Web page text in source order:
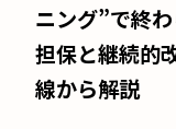
ニング”で終
担保と継続的
線から解説